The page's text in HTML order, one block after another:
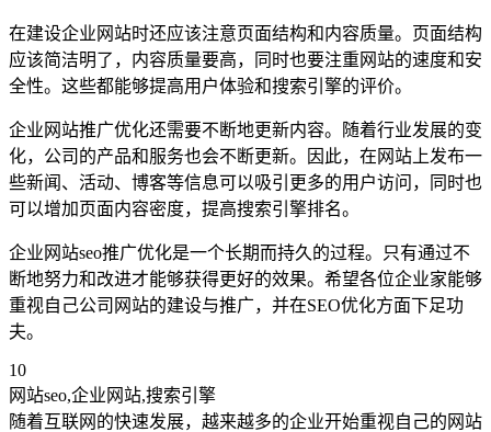
在建设企业网站时还应该注意页面结构和内容质量。页面结构
应该简洁明了，内容质量要高，同时也要注重网站的速度和安
全性。这些都能够提高用户体验和搜索引擎的评价。
企业网站推广优化还需要不断地更新内容。随着行业发展的变
化，公司的产品和服务也会不断更新。因此，在网站上发布一
些新闻、活动、博客等信息可以吸引更多的用户访问，同时也
可以增加页面内容密度，提高搜索引擎排名。
企业网站seo推广优化是一个长期而持久的过程。只有通过不
断地努力和改进才能够获得更好的效果。希望各位企业家能够
重视自己公司网站的建设与推广，并在SEO优化方面下足功
夫。
10
网站seo,企业网站,搜索引擎
随着互联网的快速发展，越来越多的企业开始重视自己的网站